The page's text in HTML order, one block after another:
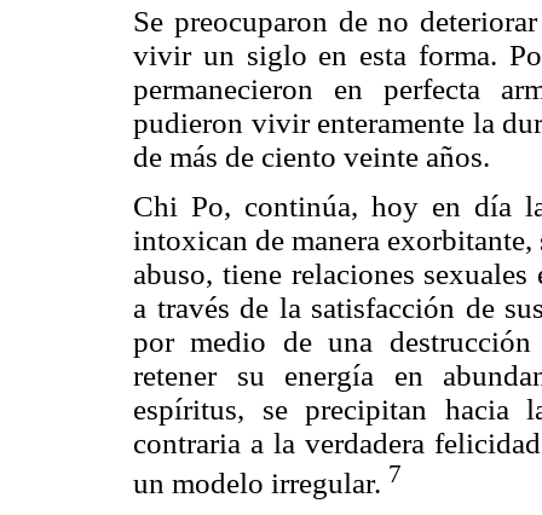
Se preocuparon de no
vivir un siglo en esta forma.
permanecieron en perfecta
pudieron vivir enteramente la
de más de ciento veinte años.
Chi Po, continúa, hoy en día
intoxican de manera
abuso, tiene relaciones
a través de la satisfacción de
por medio de una
retener su energía en
espíritus, se precipitan hacia
contraria a la verdadera
un modelo irregular. 7